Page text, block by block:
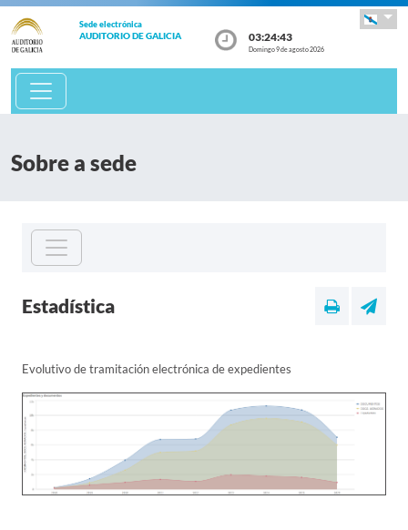
Sede electrónica
AUDITORIO DE GALICIA 03:24:43
Domingo 9 de agosto 2026
Sobre a sede
Estadística
Evolutivo de tramitación electrónica de expedientes